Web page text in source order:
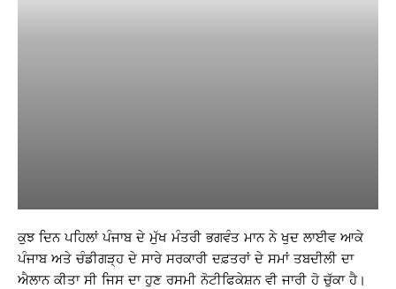
ਕੁਝ ਦਿਨ ਪਹਿਲਾਂ ਪੰਜਾਬ ਦੇ ਮੁੱਖ ਮੰਤਰੀ ਭਗਵੰਤ ਮਾਨ ਨੇ ਖੁਦ ਲਾਈਵ ਆਕੇ
ਪੰਜਾਬ ਅਤੇ ਚੰਡੀਗੜ੍ਹ ਦੇ ਸਾਰੇ ਸਰਕਾਰੀ ਦਫ਼ਤਰਾਂ ਦੇ ਸਮਾਂ ਤਬਦੀਲੀ ਦਾ
ਐਲਾਨ ਕੀਤਾ ਸੀ ਜਿਸ ਦਾ ਹੁਣ ਰਸਮੀ ਨੋਟੀਫਿਕੇਸ਼ਨ ਵੀ ਜਾਰੀ ਹੋ ਚੁੱਕਾ ਹੈ।